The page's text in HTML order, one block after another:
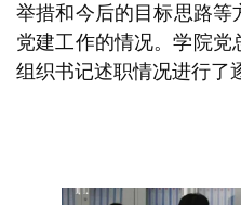
举措和今后的目标思路等
党建工作的情况。学院党
组织书记述职情况进行了